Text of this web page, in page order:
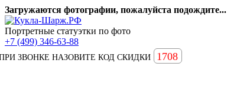
Загружаются фотографии, пожалуйста подождите...
Портретные статуэтки по фото
+7 (499) 346-63-88
ЗВОНКЕ НАЗОВИТЕ КОД СКИДКИ 1708